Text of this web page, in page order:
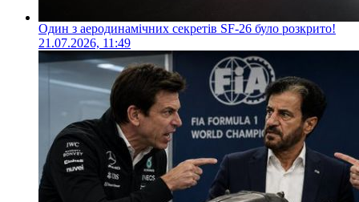
Один з аеродинамічних секретів SF-26 було розкрито!
21.07.2026, 11:49